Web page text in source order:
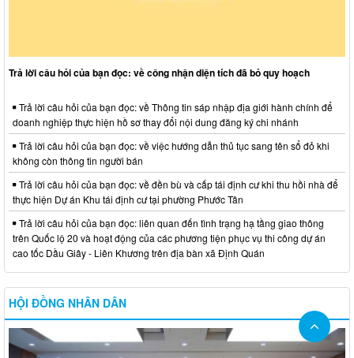
Trả lời câu hỏi của bạn đọc: về công nhận diện tích đã bỏ quy hoạch
Trả lời câu hỏi của bạn đọc: về Thông tin sáp nhập địa giới hành chính để
doanh nghiệp thực hiện hồ sơ thay đổi nội dung đăng ký chi nhánh
Trả lời câu hỏi của bạn đọc: về việc hướng dẫn thủ tục sang tên sổ đỏ khi
không còn thông tin người bán
Trả lời câu hỏi của bạn đọc: về đền bù và cấp tái định cư khi thu hồi nhà để
thực hiện Dự án Khu tái định cư tại phường Phước Tân
Trả lời câu hỏi của bạn đọc: liên quan đến tình trạng hạ tầng giao thông
trên Quốc lộ 20 và hoạt động của các phương tiện phục vụ thi công dự án
cao tốc Dầu Giây - Liên Khương trên địa bàn xã Định Quán
HỘI ĐỒNG NHÂN DÂN